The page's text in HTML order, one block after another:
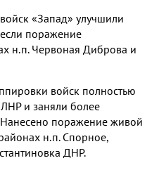
«Запад» улучшили
поражение
н.п. Червоная Диброва и
войск полностью
и заняли более
поражение живой
н.п. Спорное,
ДНР.